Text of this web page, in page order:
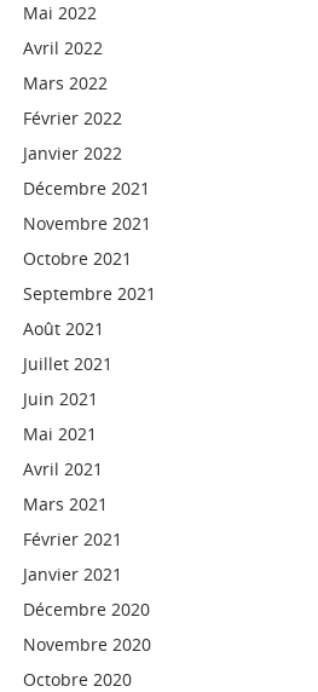
Mai 2022
Avril 2022
Mars 2022
Février 2022
Janvier 2022
Décembre 2021
Novembre 2021
Octobre 2021
Septembre 2021
Août 2021
Juillet 2021
Juin 2021
Mai 2021
Avril 2021
Mars 2021
Février 2021
Janvier 2021
Décembre 2020
Novembre 2020
Octobre 2020